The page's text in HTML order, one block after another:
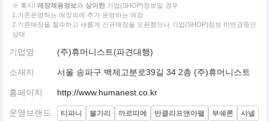
※ 혹시! 매장채용정보와 상이한 기업(SHOP)정보일 경우
1.기존운영하는 매장외에 추가 운영하는 매장
2.기존매장을 철수하고 새롭게 신규매장을 오픈했으나 기업(SHOP)정보 미변경중인
상태
기업명 (주)휴머니스트(파견대행)
소재지 서울 송파구 백제고분로39길 34 2층 (주)휴머니스트
홈페이지 http://www.humanest.co.kr
운영브랜드 티파니 불가리 까르띠에 반클리프앤아팰 부쉐론
샤넬